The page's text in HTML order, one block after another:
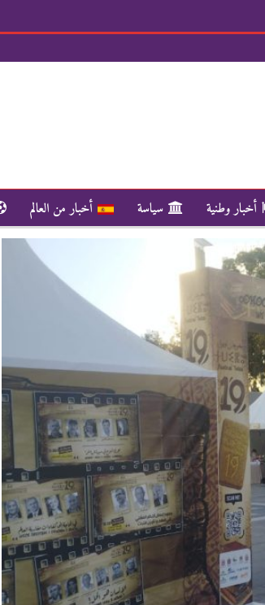
أخبار وطنية سياسة أخبار من العالم